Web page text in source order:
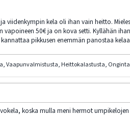
viidenkympin kela oli ihan vain heitto.
vapoineen 50€ ja on kova setti. Kyllähän
pikkusen enemmän panostaa
Vaapunvalmistusta, Heittokalastusta,
koska mulla meni hermot